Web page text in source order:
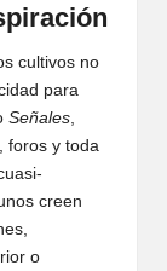
cultivos no
para
Señales
foros y toda
creen
o